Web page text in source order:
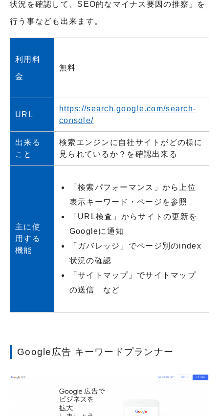
状況を確認して、SEO的なマイナス要因の推察」を
行う事なども出来ます。
利用料
金
無料
URL
https://search.google.com/search-
console/
出来る
こと
検索エンジンに自社サイトがどの様に
見られているか？を確認出来る
主に使
用する
機能
「検索パフォーマンス」から上位
表示キーワード・ページを参照
「URL検査」からサイトの更新を
Googleに通知
「ガバレッジ」でページ別のindex
状況の確認
「サイトマップ」でサイトマップ
の送信 など
Google広告 キーワードプランナー